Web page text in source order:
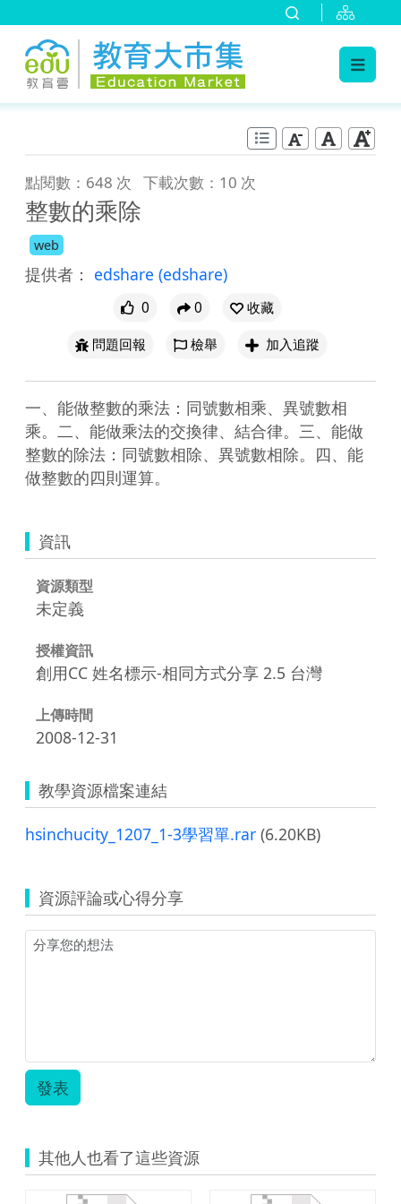
點閱數：648 次 下載次數：10 次
整數的乘除
web
提供者： edshare (edshare)
0 0
收藏
問題回報
檢舉 加入追蹤
一、能做整數的乘法：同號數相乘、異號數相
乘。二、能做乘法的交換律、結合律。三、能做
整數的除法：同號數相除、異號數相除。四、能
做整數的四則運算。
資訊
資源類型
未定義
授權資訊
創用CC 姓名標示-相同方式分享 2.5 台灣
上傳時間
2008-12-31
教學資源檔案連結
hsinchucity_1207_1-3學習單.rar (6.20KB)
資源評論或心得分享
發表
其他人也看了這些資源